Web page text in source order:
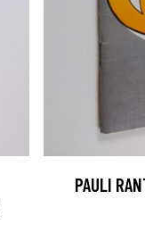
PAULI